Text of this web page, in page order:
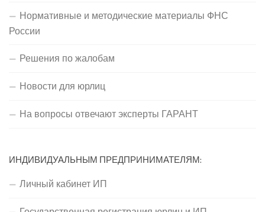
Нормативные и методические материалы ФНС
России
Решения по жалобам
Новости для юрлиц
На вопросы отвечают эксперты ГАРАНТ
ИНДИВИДУАЛЬНЫМ ПРЕДПРИНИМАТЕЛЯМ:
Личный кабинет ИП